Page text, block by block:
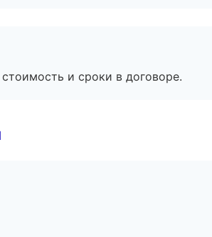
и сроки в договоре.